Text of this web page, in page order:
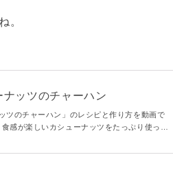
。
ッツのチャーハン
ツのチャーハン」のレシピと作り方を動画で
感が楽しいカシューナッツをたっぷり使った